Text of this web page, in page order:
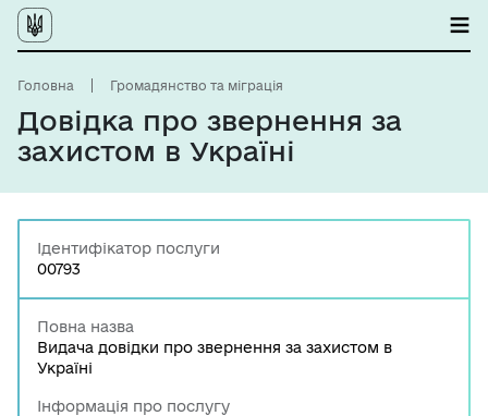
Головна Громадянство та міграція
Довідка про звернення за
захистом в Україні
Ідентифікатор послуги
00793
Повна назва
Видача довідки про звернення за захистом в
Україні
Інформація про послугу